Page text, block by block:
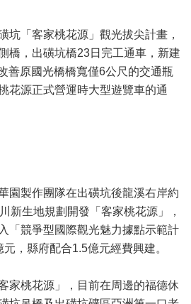
坑「客家桃花源」觀光拔尖計畫，
橋，出磺坑橋23日完工通車，新建
善原國光橋橋寬僅6公尺的交通瓶
花源正式營運時大型遊覽車的通
園製作團隊在出磺坑後龍溪右岸約
新生地規劃開發「客家桃花源」，
「競爭型國際觀光魅力據點示範計
，縣府配合1.5億元經費興建。
家桃花源」，目前在周邊的福德休